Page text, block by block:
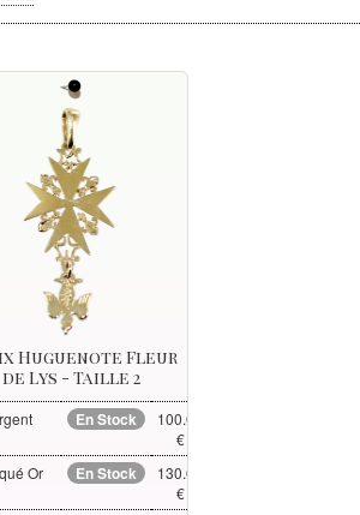
Huguenote Fleur
de Lys - Taille 2
En Stock
100.00
€
Or
En Stock
130.00
€